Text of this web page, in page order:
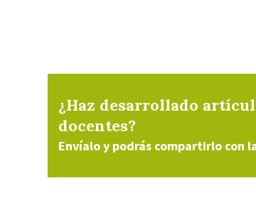
¿Haz desarrollado
docentes?
Envíalo y podrás compartirlo con